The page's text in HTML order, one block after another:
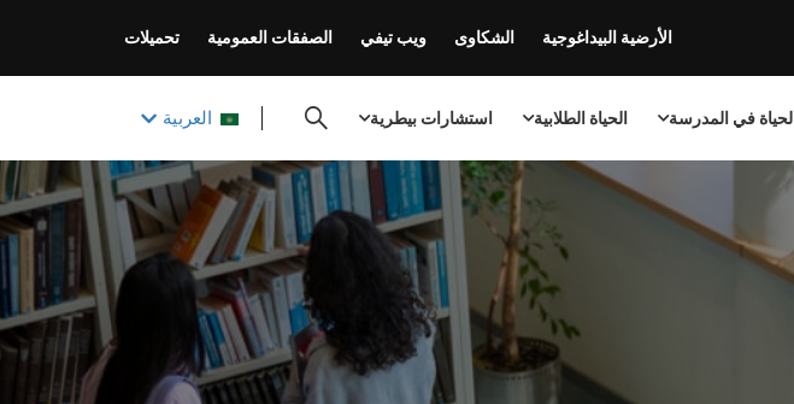
الأرضية البيداغوجية الشكاوى ويب تيفي الصفقات العمومية تحميلات
الحياة في المدرسة الحياة الطلابية استشارات بيطرية العربية